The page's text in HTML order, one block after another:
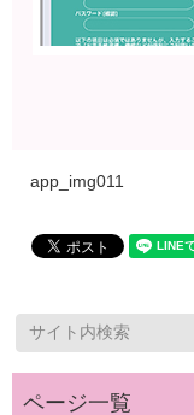
app_img011